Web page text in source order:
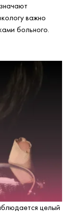
важно
больного.
целый